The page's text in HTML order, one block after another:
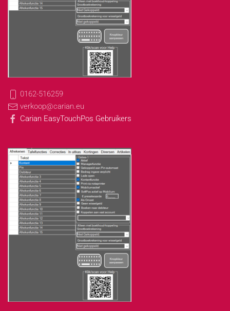
0162-516259
verkoop@carian.eu
Carian EasyTouchPos Gebruikers